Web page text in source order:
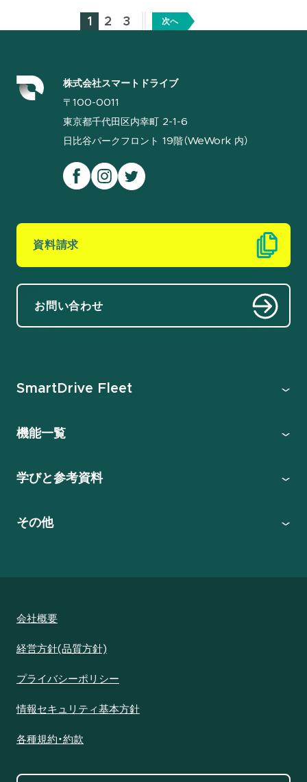
1 2 3 次へ
株式会社スマートドライブ
〒100-0011
東京都千代田区内幸町 2-1-6
日比谷パークフロント 19階（WeWork 内）
資料請求
お問い合わせ
SmartDrive Fleet
機能一覧
学びと参考資料
その他
会社概要
経営方針(品質方針)
プライバシーポリシー
情報セキュリティ基本方針
各種規約・約款